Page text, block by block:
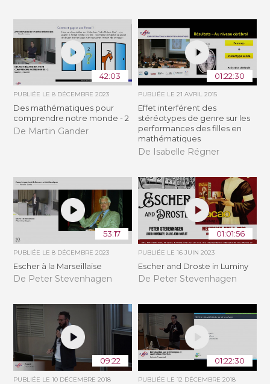
42:03
PUBLIÉE LE8 DÉCEMBRE 2023
Des mathématiques pour
comprendre notre monde - 2
De Martin Gander
01:22:30
PUBLIÉE LE 21 AVRIL 2015
Effet interférent des
stéréotypes de genre sur les
performances des filles en
mathématiques
De Isabelle Régner
53:17
PUBLIÉE LE8 DÉCEMBRE 2023
Escher à la Marseillaise
De Peter Stevenhagen
01:01:56
PUBLIÉE LE 16 JUIN 2023
Escher and Droste in Luminy
De Peter Stevenhagen
09:22
PUBLIÉE LE10 DÉCEMBRE 2018
01:22:30
PUBLIÉE LE 12 DÉCEMBRE 2018